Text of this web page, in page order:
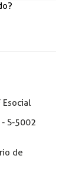
Esocial
S-5002
de